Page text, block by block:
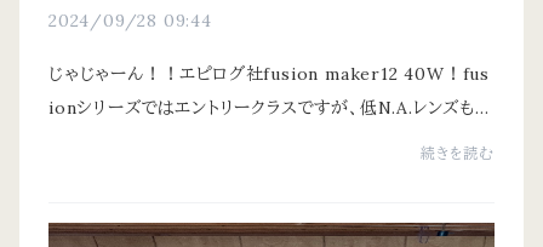
2024/09/28 09:44
じゃじゃーん！！エピログ社fusion maker12 40W！fus
ionシリーズではエントリークラスですが、低N.A.レンズも買
ったのでそこそこ厚い板もキレそうです。下の台は根太を切
続きを読む